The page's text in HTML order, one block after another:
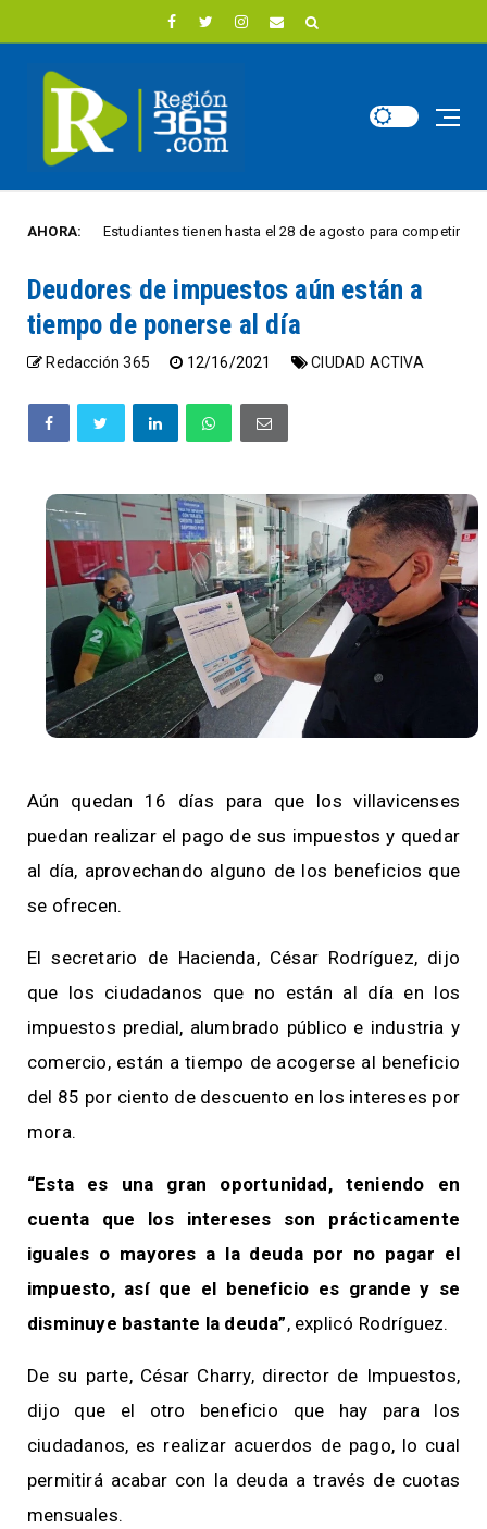
AHORA:
Estudiantes tienen hasta el 28 de agosto para competir por 10.000
Deudores de impuestos aún están a
tiempo de ponerse al día
Redacción 365 12/16/2021 CIUDAD ACTIVA
Aún quedan 16 días para que los villavicenses
puedan realizar el pago de sus impuestos y quedar
al día, aprovechando alguno de los beneficios que
se ofrecen.
El secretario de Hacienda, César Rodríguez, dijo
que los ciudadanos que no están al día en los
impuestos predial, alumbrado público e industria y
comercio, están a tiempo de acogerse al beneficio
del 85 por ciento de descuento en los intereses por
mora.
“Esta es una gran oportunidad, teniendo en
cuenta que los intereses son prácticamente
iguales o mayores a la deuda por no pagar el
impuesto, así que el beneficio es grande y se
disminuye bastante la deuda”, explicó Rodríguez.
De su parte, César Charry, director de Impuestos,
dijo que el otro beneficio que hay para los
ciudadanos, es realizar acuerdos de pago, lo cual
permitirá acabar con la deuda a través de cuotas
mensuales.